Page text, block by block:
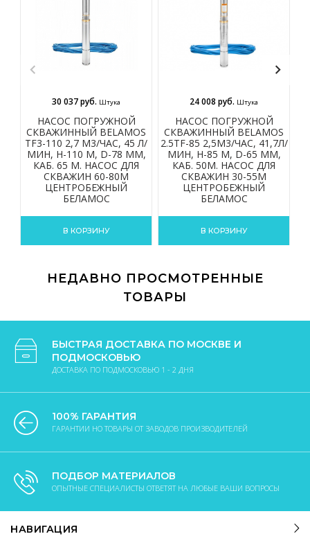
НАСОС ПОГРУЖНОЙ
СКВАЖИННЫЙ BELAMOS
TF3-110 2,7 М3/ЧАС, 45 Л/
МИН, Н-110 М, D-78 ММ,
КАБ. 65 М. НАСОС ДЛЯ
СКВАЖИН 60-80М
ЦЕНТРОБЕЖНЫЙ
БЕЛАМОС
30 037 руб. Штука
В КОРЗИНУ
НАСОС ПОГРУЖНОЙ
СКВАЖИННЫЙ BELAMOS
2.5TF-85 2,5М3/ЧАС, 41,7Л/
МИН, Н-85 М, D-65 ММ,
КАБ. 50М. НАСОС ДЛЯ
СКВАЖИН 30-55М
ЦЕНТРОБЕЖНЫЙ
БЕЛАМОС
24 008 руб. Штука
В КОРЗИНУ
НЕДАВНО ПРОСМОТРЕННЫЕ
ТОВАРЫ
БЫСТРАЯ ДОСТАВКА ПО МОСКВЕ И
ПОДМОСКОВЬЮ
ДОСТАВКА ПО ПОДМОСКОВЬЮ 1 - 2 ДНЯ
100% ГАРАНТИЯ
ГАРАНТИИ НО ТОВАРЫ ОТ ЗАВОДОВ ПРОИЗВОДИТЕЛЕЙ
ПОДБОР МАТЕРИАЛОВ
ОПЫТНЫЕ СПЕЦИАЛИСТЫ ОТВЕТЯТ НА ЛЮБЫЕ ВАШИ ВОПРОСЫ
НАВИГАЦИЯ